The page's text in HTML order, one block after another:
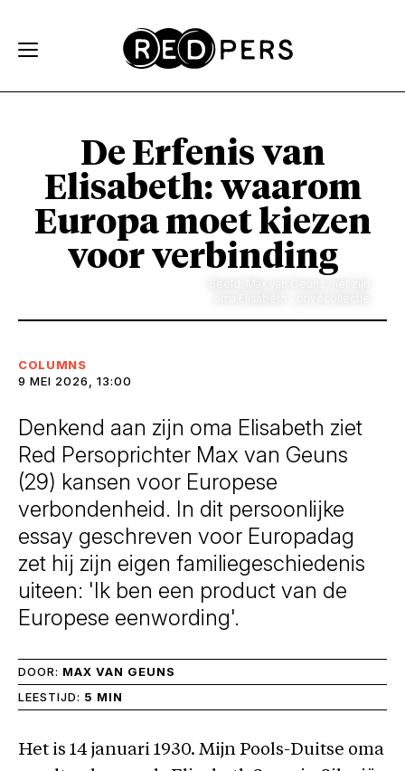
De Erfenis van
Elisabeth: waarom
Europa moet kiezen
voor verbinding
COLUMNS
9 MEI 2026, 13:00
Denkend aan zijn oma Elisabeth ziet
Red Persoprichter Max van Geuns
(29) kansen voor Europese
verbondenheid. In dit persoonlijke
essay geschreven voor Europadag
zet hij zijn eigen familiegeschiedenis
uiteen: 'Ik ben een product van de
Europese eenwording'.
DOOR: MAX VAN GEUNS
LEESTIJD: 5 MIN
Het is 14 januari 1930. Mijn Pools-Duitse oma